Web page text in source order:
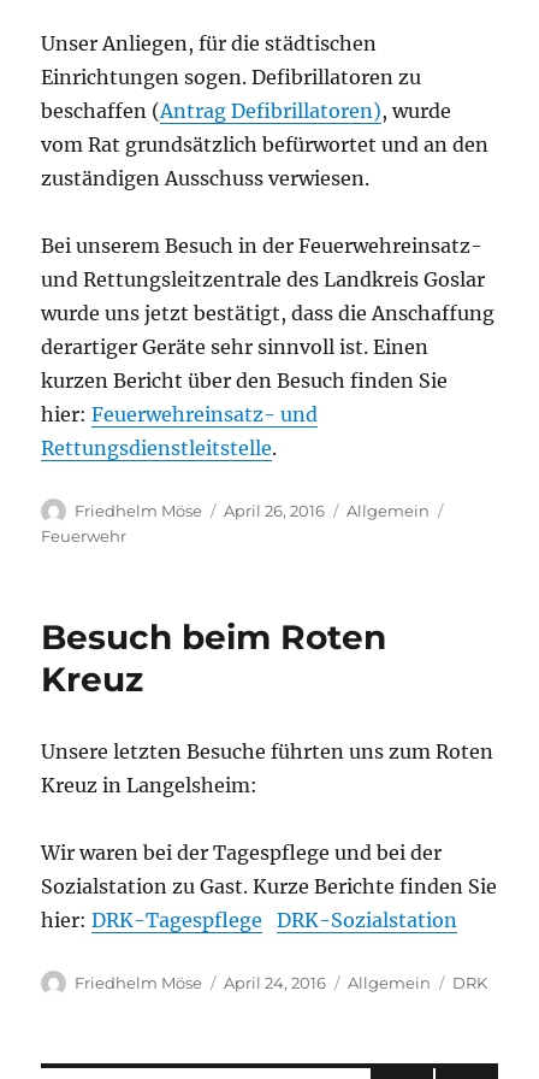
Unser Anliegen, für die städtischen
Einrichtungen sogen. Defibrillatoren zu
beschaffen (Antrag Defibrillatoren), wurde
vom Rat grundsätzlich befürwortet und an den
zuständigen Ausschuss verwiesen.
Bei unserem Besuch in der Feuerwehreinsatz-
und Rettungsleitzentrale des Landkreis Goslar
wurde uns jetzt bestätigt, dass die Anschaffung
derartiger Geräte sehr sinnvoll ist. Einen
kurzen Bericht über den Besuch finden Sie
hier:Feuerwehreinsatz- und
Rettungsdienstleitstelle.
Autor
Friedhelm Möse
Veröffentlicht
April 26, 2016 Kategorien
Allgemein
Feuerwehr
Besuch beim Roten
Kreuz
Unsere letzten Besuche führten uns zum Roten
Kreuz in Langelsheim:
Wir waren bei der Tagespflege und bei der
Sozialstation zu Gast. Kurze Berichte finden Sie
hier:DRK-Tagespflege DRK-Sozialstation
Autor
Friedhelm Möse
Veröffentlicht
April 24, 2016 Kategorien
Allgemein DRK